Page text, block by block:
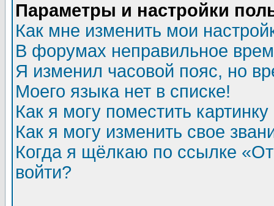
Параметры и настройки
Как мне изменить мои
В форумах неправильное
Я изменил часовой пояс, но
Моего языка нет в списке!
Как я могу поместить
Как я могу изменить свое
Когда я щёлкаю по ссылке
войти?